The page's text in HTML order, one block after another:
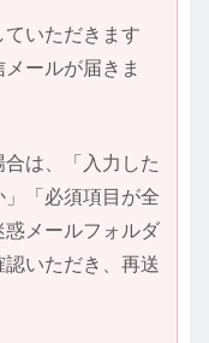
いただきます
ールが届きま
は、「入力した
」「必須項目が全
メールフォルダ
いただき、再送